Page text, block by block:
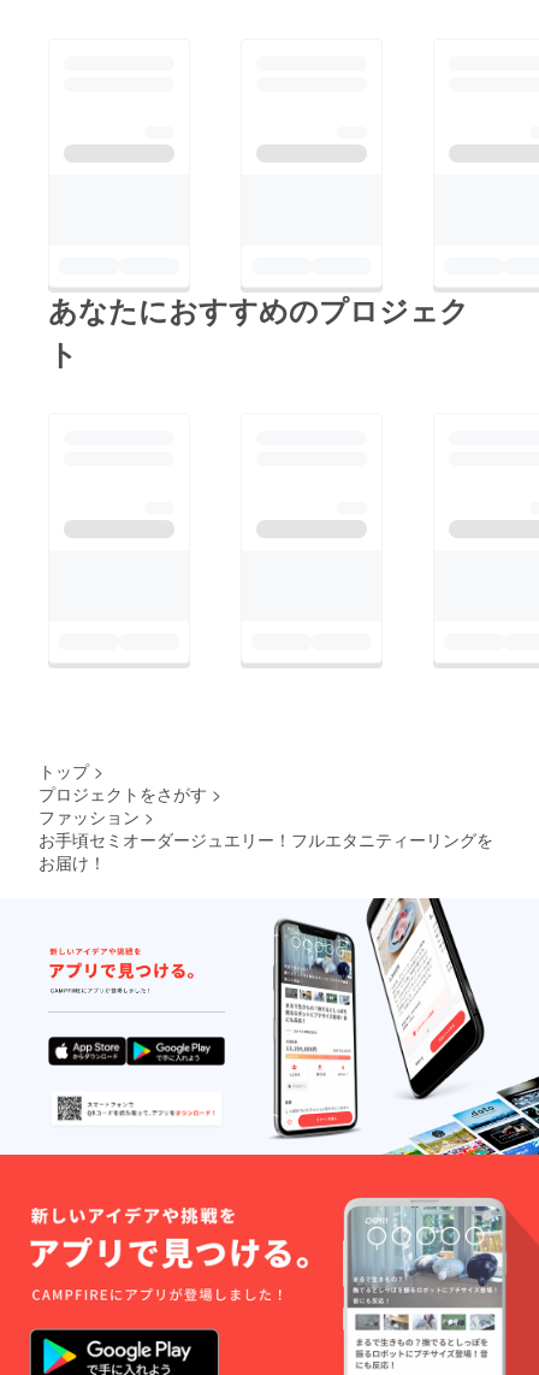
あなたにおすすめのプロジェク
ト
トップ >
プロジェクトをさがす >
ファッション >
お手頃セミオーダージュエリー！フルエタニティーリングを
お届け！